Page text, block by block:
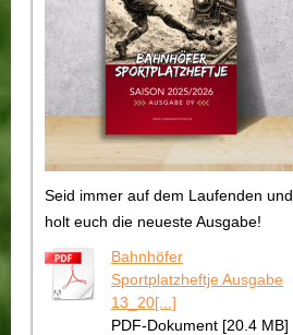
Seid immer auf dem Laufenden und
holt euch die neueste Ausgabe!
Bahnhöfer
Sportplatzheftje Ausgabe
13_20[...]
PDF-Dokument [20.4 MB]